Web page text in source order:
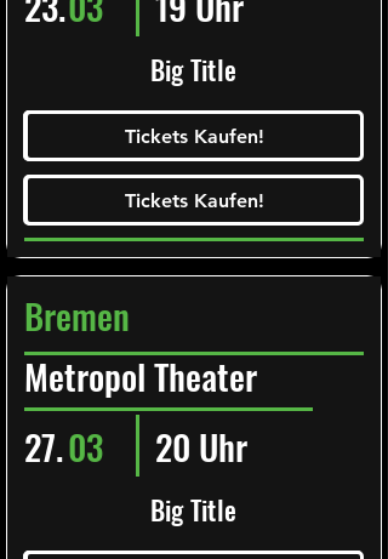
Big Title
Tickets Kaufen!
Ticketalarm abonieren!
Tickets Kaufen!
Tickets Kaufen!
Tickets Kaufen!
Bremen
Metropol Theater
Big Title
27.03 20 Uhr